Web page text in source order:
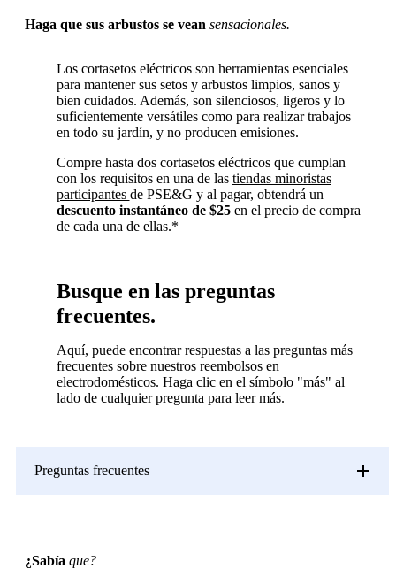
Haga que sus arbustos se vean sensacionales.
Los cortasetos eléctricos son herramientas esenciales
para mantener sus setos y arbustos limpios, sanos y
bien cuidados. Además, son silenciosos, ligeros y lo
suficientemente versátiles como para realizar trabajos
en todo su jardín, y no producen emisiones.
Compre hasta dos cortasetos eléctricos que cumplan
con los requisitos en una de las tiendas minoristas
participantes de PSE&G y al pagar, obtendrá un
descuento instantáneo de $25en el precio de compra
de cada una de ellas.*
Busque en las preguntas
frecuentes.
Aquí, puede encontrar respuestas a las preguntas más
frecuentes sobre nuestros reembolsos en
electrodomésticos. Haga clic en el símbolo "más" al
lado de cualquier pregunta para leer más.
Preguntas frecuentes
¿Sabía que?